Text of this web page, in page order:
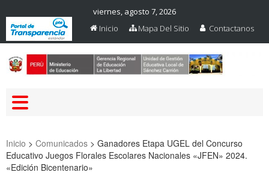
viernes, agosto 7, 2026
Inicio
Mapa Del Sitio Contactanos
Inicio > Comunicados > Ganadores Etapa UGEL del Concurso
Educativo Juegos Florales Escolares Nacionales «JFEN» 2024.
«Edición Bicentenario»